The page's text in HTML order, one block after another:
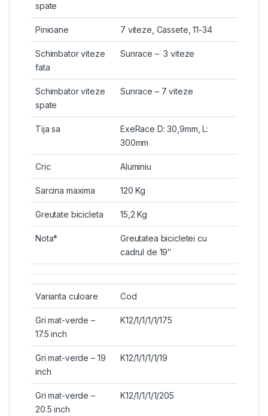
spate
Pinioane 7 viteze, Cassete, 11-34
Schimbator viteze
fata
Sunrace – 3 viteze
Schimbator viteze
spate
Sunrace – 7 viteze
Tija sa
ExeRace D: 30,9mm, L:
300mm
Cric Aluminiu
Sarcina maxima 120 Kg
Greutate bicicleta 15,2 Kg
Nota*
Greutatea bicicletei cu
cadrul de 19″
Varianta culoare Cod
Gri mat-verde –
17.5 inch
K12/1/1/1/1/175
Gri mat-verde – 19
inch
K12/1/1/1/1/19
Gri mat-verde –
20.5 inch
K12/1/1/1/1/205